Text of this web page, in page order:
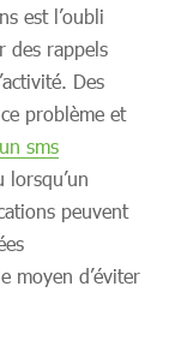
est l’oubli
des rappels
Des
problème et
sms
lorsqu’un
peuvent
moyen d’éviter